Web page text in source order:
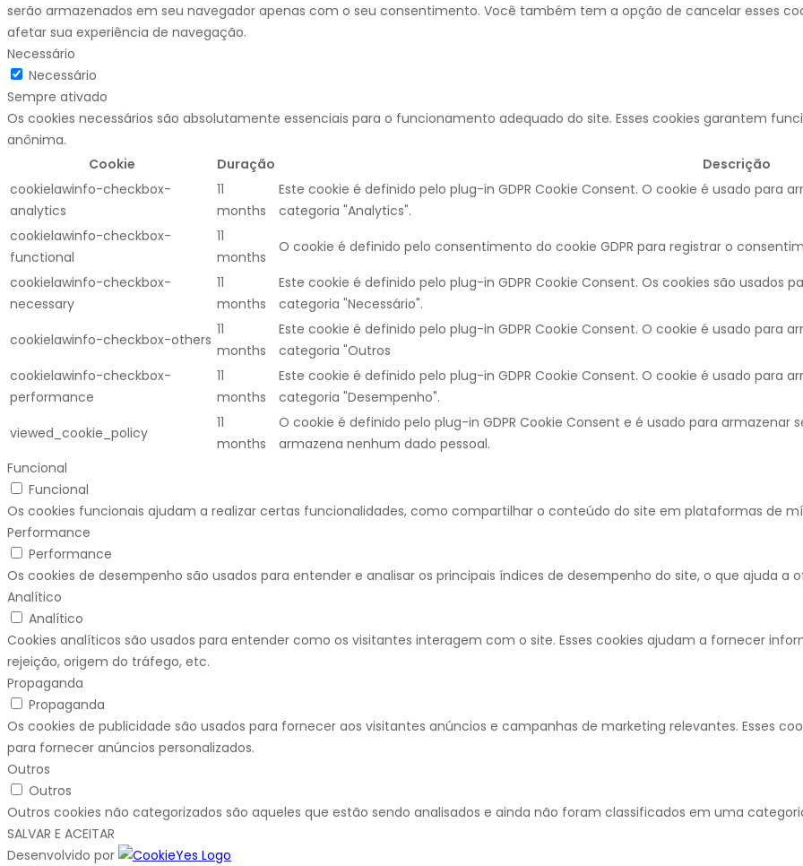
serão armazenados em seu navegador apenas com o seu consentimento. Você também tem a opção de cancelar esses
afetar sua experiência de navegação.
Necessário
Necessário
Sempre ativado
Os cookies necessários são absolutamente essenciais para o funcionamento adequado do site. Esses cookies garantem
anônima.
Cookie
Duração
Descrição
cookielawinfo-checkbox-
analytics
11
months
Este cookie é definido pelo plug-in GDPR Cookie Consent. O cookie é usado para
categoria "Analytics".
cookielawinfo-checkbox-
functional
11
months
O cookie é definido pelo consentimento do cookie GDPR para registrar o
cookielawinfo-checkbox-
necessary
11
months
Este cookie é definido pelo plug-in GDPR Cookie Consent. Os cookies são
categoria "Necessário".
cookielawinfo-checkbox-others
11
months
Este cookie é definido pelo plug-in GDPR Cookie Consent. O cookie é usado para
categoria "Outros
cookielawinfo-checkbox-
performance
11
months
Este cookie é definido pelo plug-in GDPR Cookie Consent. O cookie é usado para
categoria "Desempenho".
viewed_cookie_policy
11
months
O cookie é definido pelo plug-in GDPR Cookie Consent e é usado para armazenar
armazena nenhum dado pessoal.
Funcional
Funcional
Os cookies funcionais ajudam a realizar certas funcionalidades, como compartilhar o conteúdo do site em plataformas de
Performance
Performance
Os cookies de desempenho são usados para entender e analisar os principais índices de desempenho do site, o que ajuda
Analítico
Analítico
Cookies analíticos são usados para entender como os visitantes interagem com o site. Esses cookies ajudam a fornecer
rejeição, origem do tráfego, etc.
Propaganda
Propaganda
Os cookies de publicidade são usados para fornecer aos visitantes anúncios e campanhas de marketing relevantes. Esses
para fornecer anúncios personalizados.
Outros
Outros
Outros cookies não categorizados são aqueles que estão sendo analisados e ainda não foram classificados em uma
SALVAR E ACEITAR
Desenvolvido por